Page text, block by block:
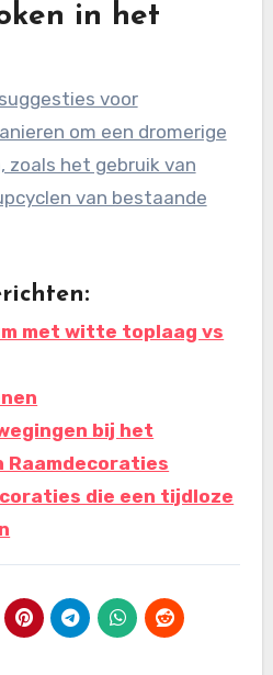
in het
voor
om een dromerige
het gebruik van
van bestaande
met witte toplaag vs
bij het
Raamdecoraties
die een tijdloze